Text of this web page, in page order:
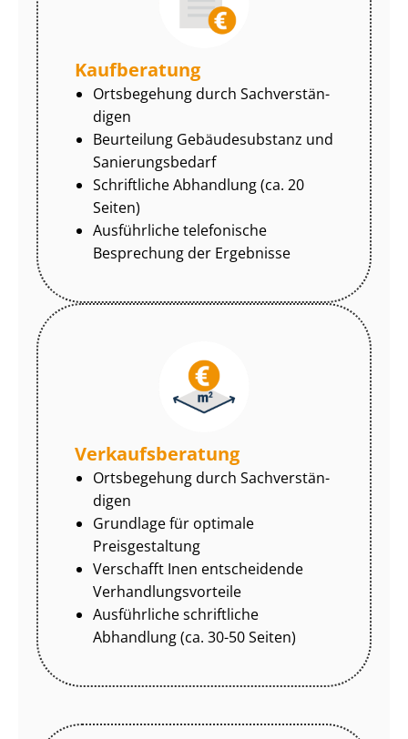
Kaufberatung
Ortsbegehung durch Sach­ver­stän­
di­gen
Beurteilung Gebäudesubstanz und
Sa­nie­rungs­be­darf
Schriftliche Abhandlung (ca. 20
Seiten)
Ausführliche telefonische
Besprechung der Ergebnisse
Ver­kaufs­be­ra­tung
Ortsbegehung durch Sach­ver­stän­
di­gen
Grundlage für optimale
Preisgestaltung
Verschafft Inen entscheidende
Ver­hand­lungs­vor­tei­le
Ausführliche schriftliche
Abhandlung (ca. 30-50 Seiten)